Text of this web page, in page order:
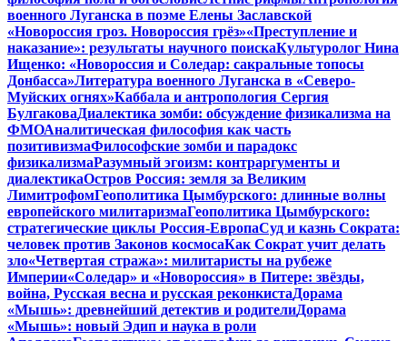
военного Луганска в поэме Елены Заславской
«Новороссия гроз. Новороссия грёз»«Преступление и
наказание»: результаты научного поискаКультуролог Нина
Ищенко: «Новороссия и Соледар: сакральные топосы
Донбасса»Литература военного Луганска в «Северо-
Муйских огнях»Каббала и антропология Сергия
БулгаковаДиалектика зомби: обсуждение физикализма на
ФМОАналитическая философия как часть
позитивизмаФилософские зомби и парадокс
физикализмаРазумный эгоизм: контраргументы и
диалектикаОстров Россия: земля за Великим
ЛимитрофомГеополитика Цымбурского: длинные волны
европейского милитаризмаГеополитика Цымбурского:
стратегические циклы Россия-ЕвропаСуд и казнь Сократа:
человек против Законов космосаКак Сократ учит делать
зло«Четвертая стража»: милитаристы на рубеже
Империи«Соледар» и «Новороссия» в Питере: звёзды,
война, Русская весна и русская реконкистаДорама
«Мышь»: древнейший детектив и родителиДорама
«Мышь»: новый Эдип и наука в роли